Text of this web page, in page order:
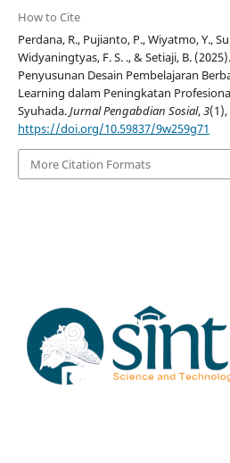
How to Cite
Perdana, R., Pujianto, P., Wiyatmo, Y.,
Widyaningtyas, F. S. ., & Setiaji, B.
Penyusunan Desain Pembelajaran
Learning dalam Peningkatan
Syuhada.Jurnal Pengabdian Sosial,3(1),
https://doi.org/10.59837/9w259g71
More Citation Formats